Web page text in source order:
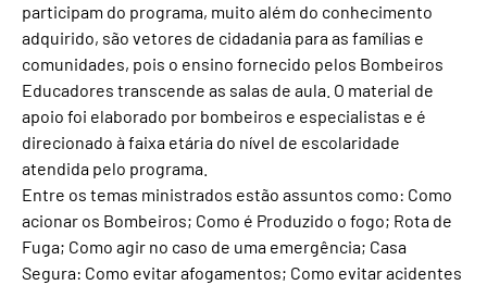
participam do programa, muito além do conhecimento
adquirido, são vetores de cidadania para as famílias e
comunidades, pois o ensino fornecido pelos Bombeiros
Educadores transcende as salas de aula. O material de
apoio foi elaborado por bombeiros e especialistas e é
direcionado à faixa etária do nível de escolaridade
atendida pelo programa.
Entre os temas ministrados estão assuntos como: Como
acionar os Bombeiros; Como é Produzido o fogo; Rota de
Fuga; Como agir no caso de uma emergência; Casa
Segura: Como evitar afogamentos; Como evitar acidentes